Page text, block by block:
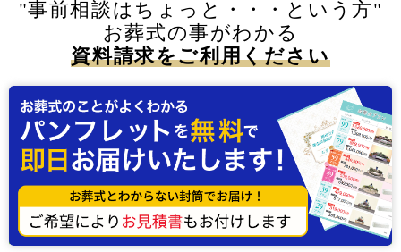
"事前相談はちょっと・・・という方"
お葬式の事がわかる
資料請求をご利用ください